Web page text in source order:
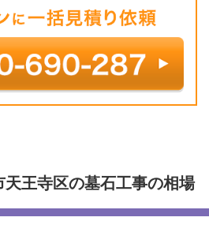
天王寺区の墓石工事の相場